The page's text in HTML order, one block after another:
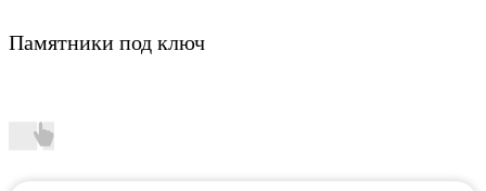
Памятники под ключ